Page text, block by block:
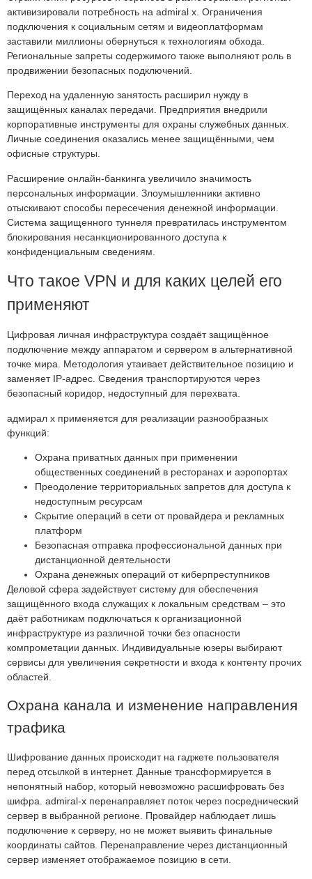
активизировали потребность на admiral x. Ограничения
подключения к социальным сетям и видеоплатформам
заставили миллионы обернуться к технологиям обхода.
Региональные запреты содержимого также выполняют роль в
продвижении безопасных подключений.
Переход на удаленную занятость расширил нужду в
защищённых каналах передачи. Предприятия внедрили
корпоративные инструменты для охраны служебных данных.
Личные соединения оказались менее защищёнными, чем
офисные структуры.
Расширение онлайн-банкинга увеличило значимость
персональных информации. Злоумышленники активно
отыскивают способы пересечения денежной информации.
Система защищенного туннеля превратилась инструментом
блокирования несанкционированного доступа к
конфиденциальным сведениям.
Что такое VPN и для каких целей его
применяют
Цифровая личная инфраструктура создаёт защищённое
подключение между аппаратом и сервером в альтернативной
точке мира. Методология утаивает действительное позицию и
заменяет IP-адрес. Сведения транспортируются через
безопасный коридор, недоступный для перехвата.
адмирал х применяется для реализации разнообразных
функций:
Охрана приватных данных при применении
общественных соединений в ресторанах и аэропортах
Преодоление территориальных запретов для доступа к
недоступным ресурсам
Скрытие операций в сети от провайдера и рекламных
платформ
Безопасная отправка профессиональной данных при
дистанционной деятельности
Охрана денежных операций от киберпреступников
Деловой сфера задействует систему для обеспечения
защищённого входа служащих к локальным средствам – это
даёт работникам подключаться к организационной
инфраструктуре из различной точки без опасности
компрометации данных. Индивидуальные юзеры выбирают
сервисы для увеличения секретности и входа к контенту прочих
областей.
Охрана канала и изменение направления
трафика
Шифрование данных происходит на гаджете пользователя
перед отсылкой в интернет. Данные трансформируется в
непонятный набор, который невозможно расшифровать без
шифра. admiral-x перенаправляет поток через посреднический
сервер в выбранной регионе. Провайдер наблюдает лишь
подключение к серверу, но не может выявить финальные
координаты сайтов. Перенаправление через дистанционный
сервер изменяет отображаемое позицию в сети.